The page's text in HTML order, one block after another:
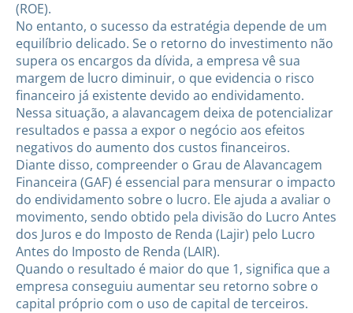
(ROE).
No entanto, o sucesso da estratégia depende de um
equilíbrio delicado. Se o retorno do investimento não
supera os encargos da dívida, a empresa vê sua
margem de lucro diminuir, o que evidencia o risco
financeiro já existente devido ao endividamento.
Nessa situação, a alavancagem deixa de potencializar
resultados e passa a expor o negócio aos efeitos
negativos do aumento dos custos financeiros.
Diante disso, compreender o Grau de Alavancagem
Financeira (GAF) é essencial para mensurar o impacto
do endividamento sobre o lucro. Ele ajuda a avaliar o
movimento, sendo obtido pela divisão do Lucro Antes
dos Juros e do Imposto de Renda (Lajir) pelo Lucro
Antes do Imposto de Renda (LAIR).
Quando o resultado é maior do que 1, significa que a
empresa conseguiu aumentar seu retorno sobre o
capital próprio com o uso de capital de terceiros.